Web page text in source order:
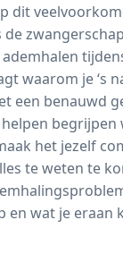
dit
waarom je ‘s
een benauwd
begrijpen
het jezelf
te weten te
en wat je eraan